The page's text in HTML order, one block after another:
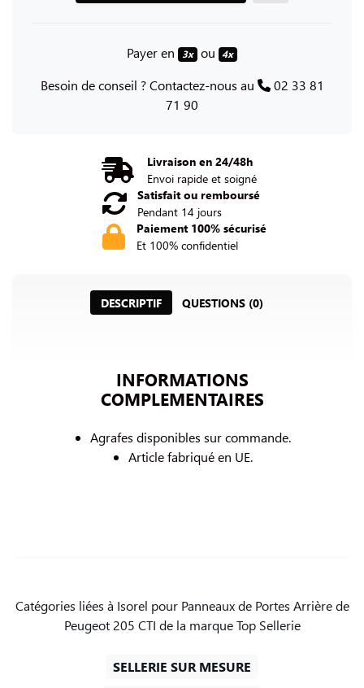
Payer en 3x ou 4x
Besoin de conseil ? Contactez-nous au
02 33 81
71 90
Livraison en 24/48h
Envoi rapide et soigné
Satisfait ou remboursé
Pendant 14 jours
Paiement 100% sécurisé
Et 100% confidentiel
DESCRIPTIF QUESTIONS (0)
INFORMATIONS
COMPLEMENTAIRES
Agrafes disponibles sur commande.
Article fabriqué en UE.
Catégories liées à Isorel pour Panneaux de Portes Arrière de
Peugeot 205 CTI de la marque Top Sellerie
SELLERIE SUR MESURE